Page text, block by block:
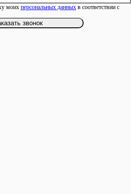
моих персональных данных в соответствии с